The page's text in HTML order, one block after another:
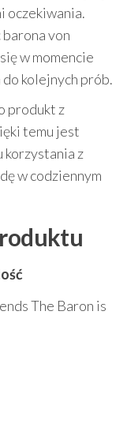
oczekiwania.
von
w momencie
do kolejnych prób.
produkt z
temu jest
korzystania z
w codziennym
The Baron is